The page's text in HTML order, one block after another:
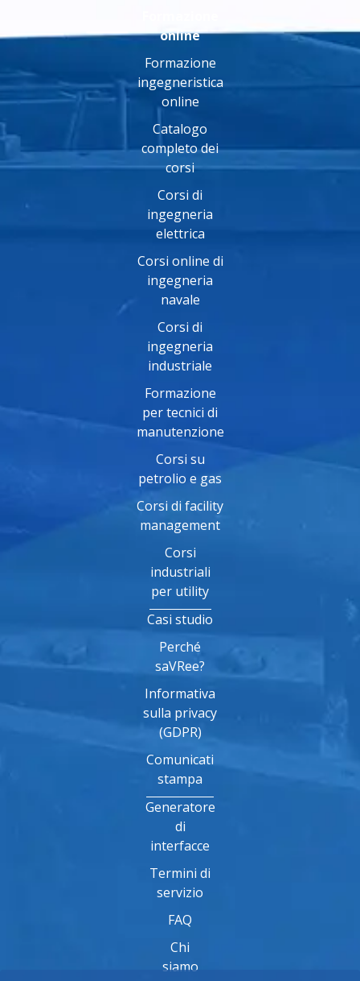
online
Formazione
ingegneristica
online
Catalogo
completo dei
corsi
Corsi di
ingegneria
elettrica
Corsi online di
ingegneria
navale
Corsi di
ingegneria
industriale
Formazione
per tecnici di
manutenzione
Corsi su
petrolio e gas
Corsi di facility
management
Corsi
industriali
per utility
Casi studio
Perché
saVRee?
Informativa
sulla privacy
(GDPR)
Comunicati
stampa
Generatore
di
interfacce
Termini di
servizio
FAQ
Chi
siamo